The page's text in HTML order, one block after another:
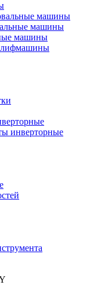
машины
машины
машины
инверторные